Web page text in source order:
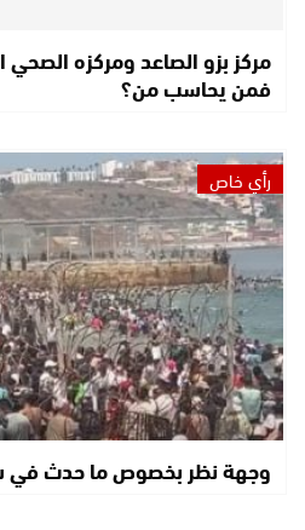
مركز بزو الصاعد ومركزه
فمن يحاسب من؟
رأي خاص
وجهة نظر بخصوص ما حدث في